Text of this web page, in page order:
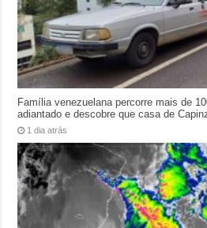
Família venezuelana percorre mais de
adiantado e descobre que casa de
1 dia atrás